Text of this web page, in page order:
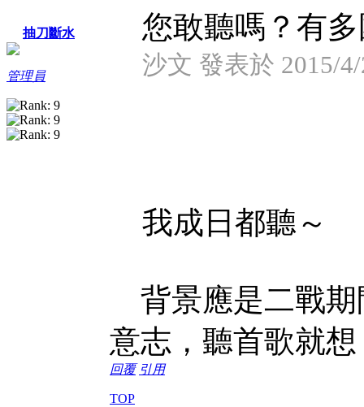
抽刀斷水
管理員
您敢聽嗎？有
沙文 發表於 2015/
我成日都聽～
背景應是二戰期
意志，聽首歌就
回覆 引用
TOP